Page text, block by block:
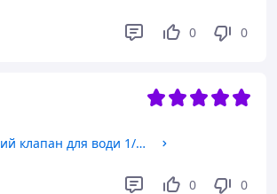
0 0
Електромагнітний клапан для води 1/2", НЗ, NBR, -10+90 °C, 21H8KB120 ODE Італія, норм. закритий електроклапан
0 0